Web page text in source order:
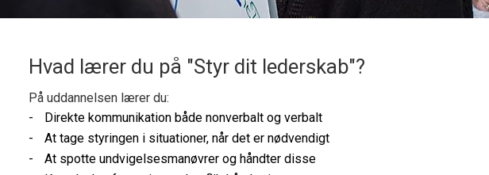
Hvad lærer du på "Styr dit lederskab"?
På uddannelsen lærer du:
Direkte kommunikation både nonverbalt og verbalt
At tage styringen i situationer, når det er nødvendigt
At spotte undvigelsesmanøvrer og håndter disse